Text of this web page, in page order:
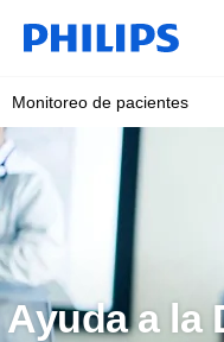
Monitoreo de pacientes
Ayuda a la